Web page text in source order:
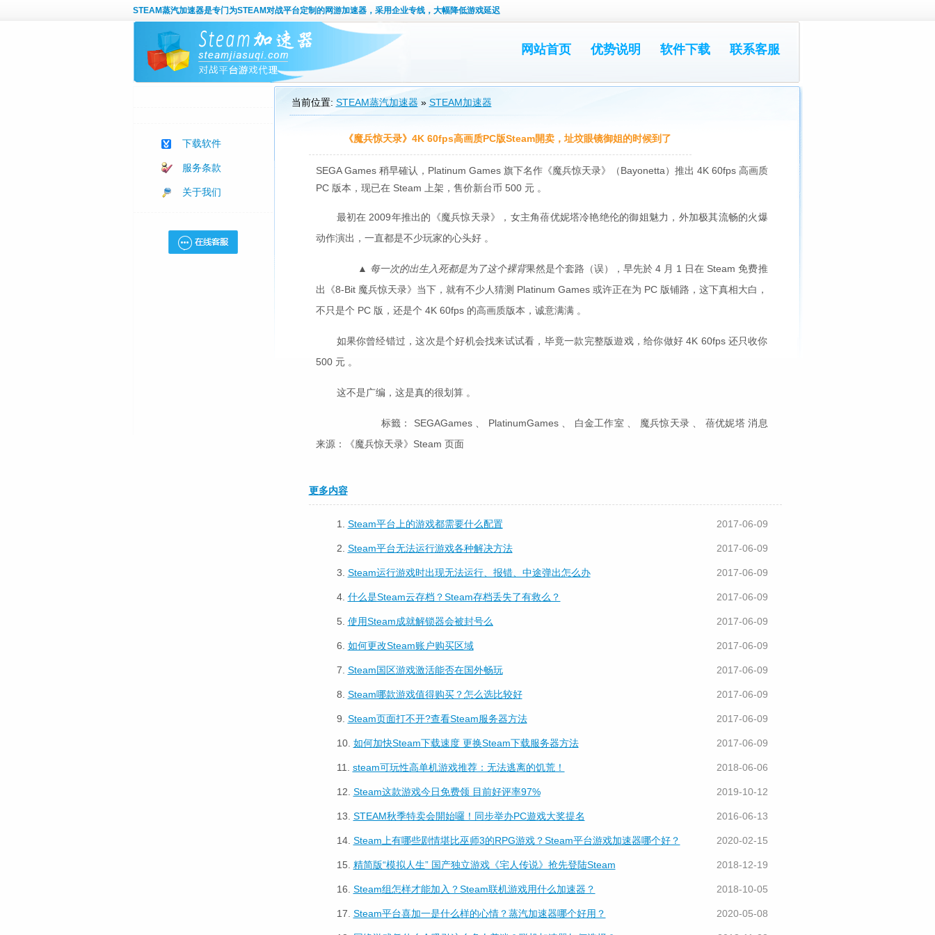
STEAM蒸汽加速器是专门为STEAM对战平台定制的网游加速器，采用企业专线，大幅降低游戏延迟
网站首页 优势说明 软件下载 联系客服
下载软件
服务条款
关于我们
当前位置: STEAM蒸汽加速器 » STEAM加速器
《魔兵惊天录》4K 60fps高画质PC版Steam開卖，址坟眼镜御姐的时候到了
SEGA Games 稍早確认，Platinum Games 旗下名作《魔兵惊天录》（Bayonetta）推出 4K 60fps 高画质
PC 版本，现已在 Steam 上架，售价新台币 500 元 。
最初在 2009年推出的《魔兵惊天录》，女主角蓓优妮塔冷艳绝伦的御姐魅力，外加极其流畅的火爆
动作演出，一直都是不少玩家的心头好 。
▲ 每一次的出生入死都是为了这个裸背果然是个套路（误），早先於 4 月 1 日在 Steam 免费推
出《8-Bit 魔兵惊天录》当下，就有不少人猜测 Platinum Games 或许正在为 PC 版铺路，这下真相大白，
不只是个 PC 版，还是个 4K 60fps 的高画质版本，诚意满满 。
如果你曾经错过，这次是个好机会找来试试看，毕竟一款完整版遊戏，给你做好 4K 60fps 还只收你
500 元 。
这不是广编，这是真的很划算 。
标籤： SEGAGames 、 PlatinumGames 、 白金工作室 、 魔兵惊天录 、 蓓优妮塔 消息
来源：《魔兵惊天录》Steam 页面
更多内容
1. Steam平台上的游戏都需要什么配置 2017-06-09
2. Steam平台无法运行游戏各种解决方法 2017-06-09
3. Steam运行游戏时出现无法运行、报错、中途弹出怎么办 2017-06-09
4. 什么是Steam云存档？Steam存档丢失了有救么？ 2017-06-09
5. 使用Steam成就解锁器会被封号么 2017-06-09
6. 如何更改Steam账户购买区域 2017-06-09
7. Steam国区游戏激活能否在国外畅玩 2017-06-09
8. Steam哪款游戏值得购买？怎么选比较好 2017-06-09
9. Steam页面打不开?查看Steam服务器方法 2017-06-09
10. 如何加快Steam下载速度 更换Steam下载服务器方法 2017-06-09
11. steam可玩性高单机游戏推荐：无法逃离的饥荒！ 2018-06-06
12. Steam这款游戏今日免费领 目前好评率97% 2019-10-12
13. STEAM秋季特卖会開始囉！同步举办PC遊戏大奖提名 2016-06-13
14. Steam上有哪些剧情堪比巫师3的RPG游戏？Steam平台游戏加速器哪个好？ 2020-02-15
15. 精简版“模拟人生” 国产独立游戏《宅人传说》抢先登陆Steam 2018-12-19
16. Steam组怎样才能加入？Steam联机游戏用什么加速器？ 2018-10-05
17. Steam平台喜加一是什么样的心情？蒸汽加速器哪个好用？ 2020-05-08